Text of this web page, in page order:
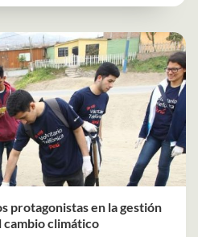
protagonistas en la gestión
cambio climático